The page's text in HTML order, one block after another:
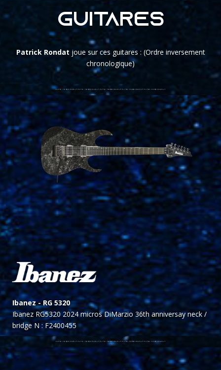
Guitares
Patrick Rondat joue sur ces guitares : (Ordre inversement
chronologique)
Ibanez -RG 5320
Ibanez RG5320 2024 micros DiMarzio 36th anniversay neck /
bridge N : F2400455